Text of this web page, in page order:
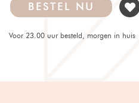
BESTEL NU
Voor 23.00 uur besteld, morgen in huis